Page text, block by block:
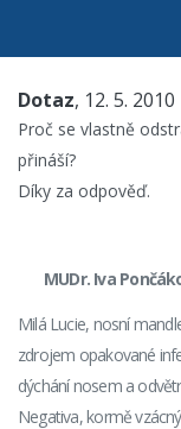
Dotaz, 12. 5. 2010
Proč se vlastně
přináší?
Díky za odpověď.
MUDr. Iva
Milá Lucie, nosní
zdrojem opakované
dýchání nosem a
Negativa, kormě